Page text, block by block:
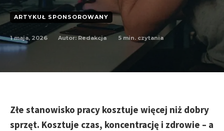
ARTYKUŁ SPONSOROWANY
1 maja, 2026 Autor: Redakcja 5 min. czytania
Złe stanowisko pracy kosztuje więcej niż dobry
sprzęt. Kosztuje czas, koncentrację i zdrowie – a